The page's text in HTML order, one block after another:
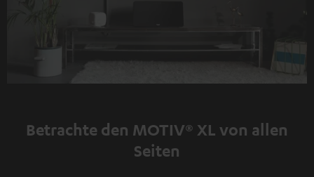
Betrachte den MOTIV® XL von allen
Seiten